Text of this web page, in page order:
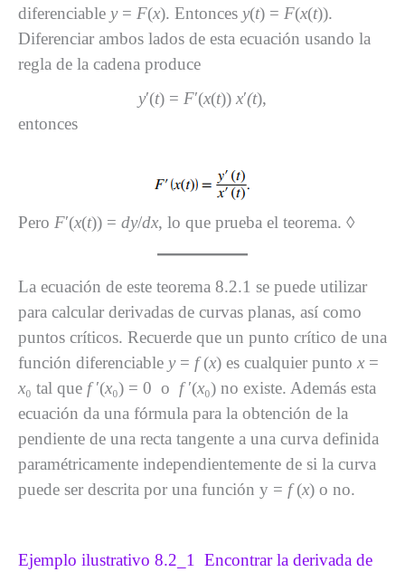
diferenciable y= F(x). Entonces y(t) = F(x(t)).
Diferenciar ambos lados de esta ecuación usando la
regla de la cadena produce
y′(t) = F′(x(t)) x′(t),
entonces
Pero F′(x(t)) = dy/dx, lo que prueba el teorema. ◊
La ecuación de este teorema 8.2.1 se puede utilizar
para calcular derivadas de curvas planas, así como
puntos críticos. Recuerde que un punto crítico de una
función diferenciable y= f(x) es cualquier punto x=
x₀ tal que f′(x₀) = 0 o f′(x₀) no existe. Además esta
ecuación da una fórmula para la obtención de la
pendiente de una recta tangente a una curva definida
paramétricamente independientemente de si la curva
puede ser descrita por una función y = f(x) o no.
Ejemplo ilustrativo 8.2_1 Encontrar la derivada de